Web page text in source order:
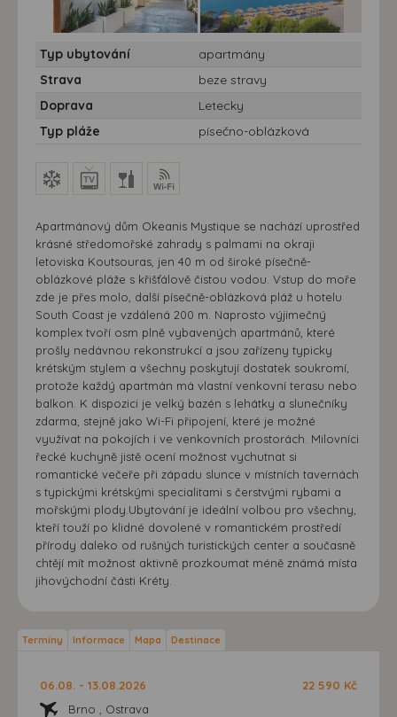
Mystique South***
Mystique South***
Typ ubytování
apartmány
Strava
beze stravy
Doprava
Letecky
Typ pláže
písečno-oblázková
Apartmánový dům Okeanis Mystique se nachází uprostřed
krásné středomořské zahrady s palmami na okraji
letoviska Koutsouras, jen 40 m od široké písečně-
oblázkové pláže s křišťálově čistou vodou. Vstup do moře
zde je přes molo, další písečně-oblázková pláž u hotelu
South Coast je vzdálená 200 m. Naprosto výjimečný
komplex tvoří osm plně vybavených apartmánů, které
prošly nedávnou rekonstrukcí a jsou zařízeny typicky
krétským stylem a všechny poskytují dostatek soukromí,
protože každý apartmán má vlastní venkovní terasu nebo
balkon. K dispozici je velký bazén s lehátky a slunečníky
zdarma, stejně jako Wi-Fi připojení, které je možné
využívat na pokojích i ve venkovních prostorách. Milovníci
řecké kuchyně jistě ocení možnost vychutnat si
romantické večeře při západu slunce v místních tavernách
s typickými krétskými specialitami s čerstvými rybami a
mořskými plody.Ubytování je ideální volbou pro všechny,
kteří touží po klidné dovolené v romantickém prostředí
přírody daleko od rušných turistických center a současně
chtějí mít možnost aktivně prozkoumat méně známá místa
jihovýchodní části Kréty.
Termíny Informace Mapa Destinace
06.08. - 13.08.2026
Brno , Ostrava
22 590 Kč